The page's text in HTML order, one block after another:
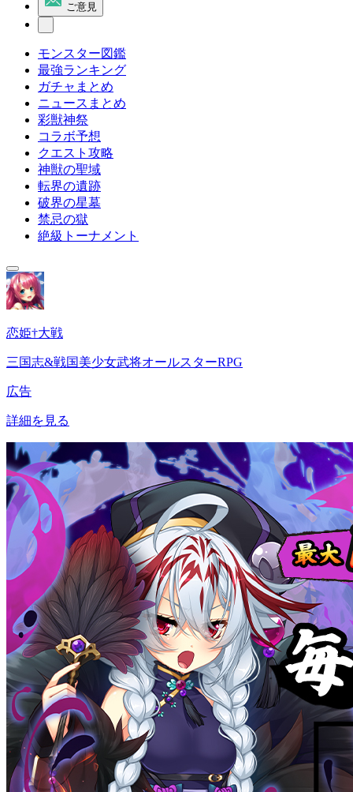
ご意見
モンスター図鑑
最強ランキング
ガチャまとめ
ニュースまとめ
彩獣神祭
コラボ予想
クエスト攻略
神獣の聖域
転界の遺跡
破界の星墓
禁忌の獄
絶級トーナメント
恋姫†大戦
三国志&戦国美少女武将オールスターRPG
広告
詳細を見る